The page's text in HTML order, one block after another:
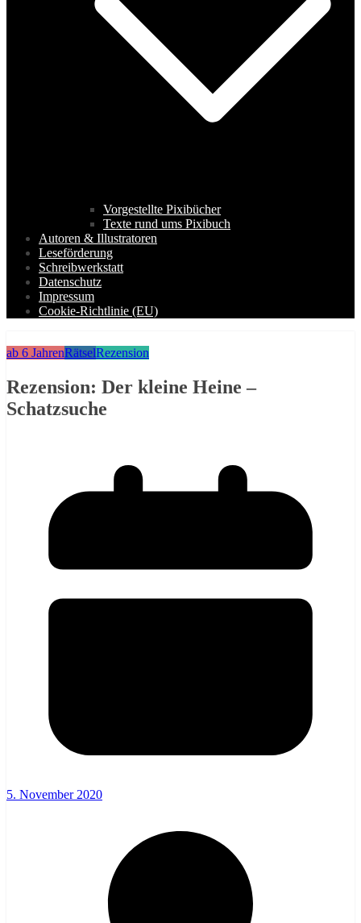
Vorgestellte Pixibücher
Texte rund ums Pixibuch
Autoren & Illustratoren
Leseförderung
Schreibwerkstatt
Datenschutz
Impressum
Cookie-Richtlinie (EU)
ab 6 JahrenRätselRezension
Rezension: Der kleine Heine –
Schatzsuche
5. November 2020